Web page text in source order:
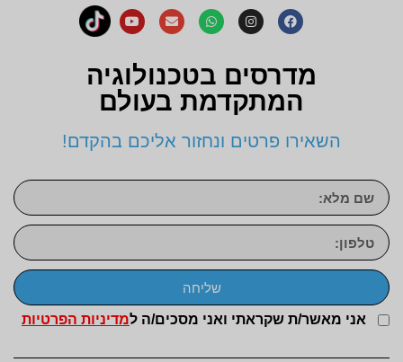
מדרסים בטכנולוגיה
המתקדמת בעולם
השאירו פרטים ונחזור אליכם בהקדם!
אני מאשר/ת שקראתי ואני מסכים/ה למדיניות הפרטיות
שליחה